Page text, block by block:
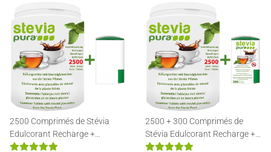
2500 Comprimés de Stévia
Edulcorant Recharge +
Distributeur
2500 + 300 Comprimés de
Stévia Edulcorant Recharge +
Distributeur